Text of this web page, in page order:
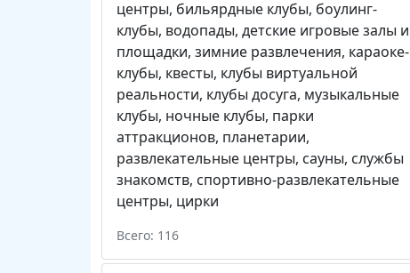
центры, бильярдные клубы, боулинг-
клубы, водопады, детские игровые залы и
площадки, зимние развлечения, караоке-
клубы, квесты, клубы виртуальной
реальности, клубы досуга, музыкальные
клубы, ночные клубы, парки
аттракционов, планетарии,
развлекательные центры, сауны, службы
знакомств, спортивно-развлекательные
центры, цирки
Всего: 116